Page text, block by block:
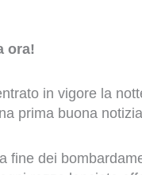
ora!
in vigore la
prima buona
fine dei